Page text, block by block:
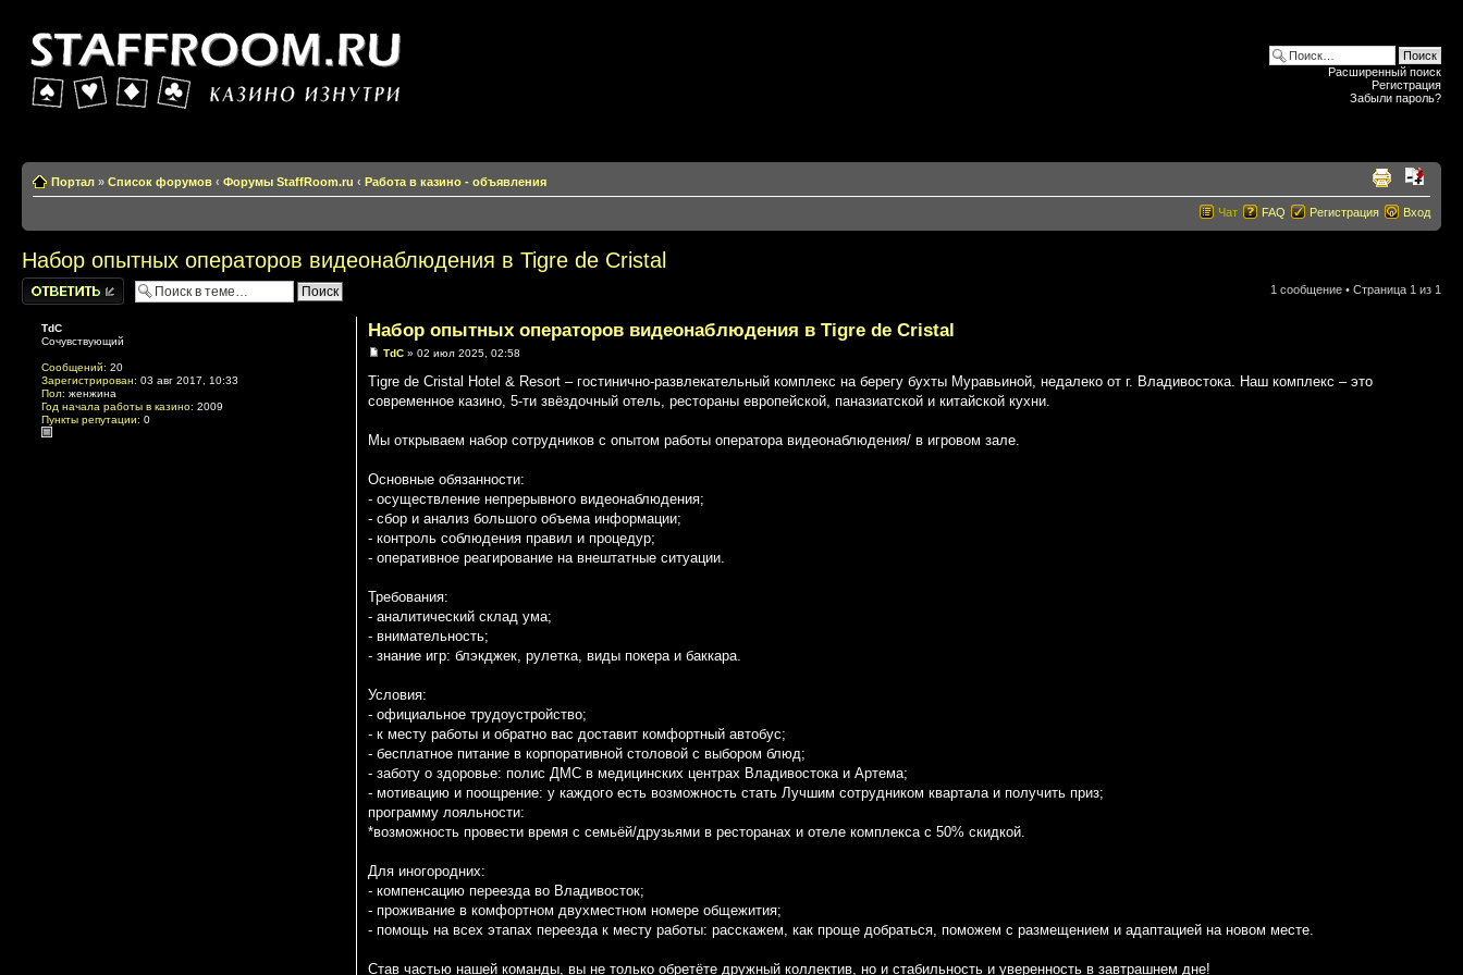
Расширенный поиск
Регистрация
Забыли пароль?
Портал » Список форумов ‹ Форумы StaffRoom.ru ‹ Работа в казино - объявления
Чат FAQ Регистрация Вход
Набор опытных операторов видеонаблюдения в Tigre de Cristal
Написать
комментарии
1 сообщение • Страница 1 из 1
Набор опытных операторов видеонаблюдения в Tigre de Cristal
TdC » 02 июл 2025, 02:58
Tigre de Cristal Hotel & Resort – гостинично-развлекательный комплекс на берегу бухты Муравьиной, недалеко от г. Владивостока. Наш комплекс – это
современное казино, 5-ти звёздочный отель, рестораны европейской, паназиатской и китайской кухни.
Мы открываем набор сотрудников с опытом работы оператора видеонаблюдения/ в игровом зале.
Основные обязанности:
- осуществление непрерывного видеонаблюдения;
- сбор и анализ большого объема информации;
- контроль соблюдения правил и процедур;
- оперативное реагирование на внештатные ситуации.
Требования:
- аналитический склад ума;
- внимательность;
- знание игр: блэкджек, рулетка, виды покера и баккара.
Условия:
- официальное трудоустройство;
- к месту работы и обратно вас доставит комфортный автобус;
- бесплатное питание в корпоративной столовой с выбором блюд;
- заботу о здоровье: полис ДМС в медицинских центрах Владивостока и Артема;
- мотивацию и поощрение: у каждого есть возможность стать Лучшим сотрудником квартала и получить приз;
программу лояльности:
*возможность провести время с семьёй/друзьями в ресторанах и отеле комплекса с 50% скидкой.
Для иногородних:
- компенсацию переезда во Владивосток;
- проживание в комфортном двухместном номере общежития;
- помощь на всех этапах переезда к месту работы: расскажем, как проще добраться, поможем с размещением и адаптацией на новом месте.
Став частью нашей команды, вы не только обретёте дружный коллектив, но и стабильность и уверенность в завтрашнем дне!
TdC
Сочувствующий
Сообщений: 20
Зарегистрирован: 03 авг 2017, 10:33
Пол: женжина
Год начала работы в казино: 2009
Пункты репутации: 0